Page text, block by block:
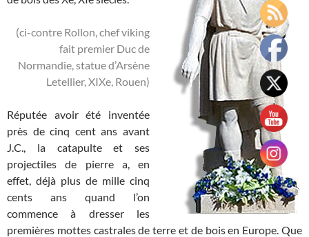
(ci-contre Rollon, chef viking
fait premier Duc de
Normandie, statue d’Arsène
Letellier, XIXe, Rouen)
Réputée avoir été inventée
près de cinq cent ans avant
J.C., la catapulte et ses
projectiles de pierre a, en
effet, déjà plus de mille cinq
cents ans quand l’on
commence à dresser les
premières mottes castrales de terre et de bois en Europe. Que